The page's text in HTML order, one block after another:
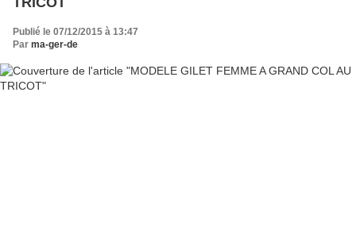
Publié le 07/12/2015 à 13:47
Par ma-ger-de